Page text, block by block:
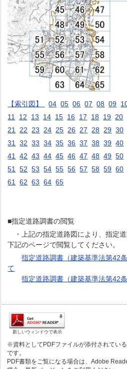
【索引図】 04 05 06 07 08 09
11
12 13 14 15 16 17 18 19 20
21
22 23 24 25 26 27 28 29 30
31
32 33 34 35 36 37 38 39 40
41
42 43 44 45 46 47 48 49 50
51
52 53 54 55 56 57 58 59 60
61
62 63 64 65
■指定道路調書の閲覧
・上記の指定道路図により、指定道
下記のページで閲覧してください。
指定道路調書（建築基準法第42
て
指定道路調書（建築基準法第42
新しいウィンドウで表示
※資料としてPDFファイルが添付されてい
です。
PDF書類をご覧になる場合は、Adobe